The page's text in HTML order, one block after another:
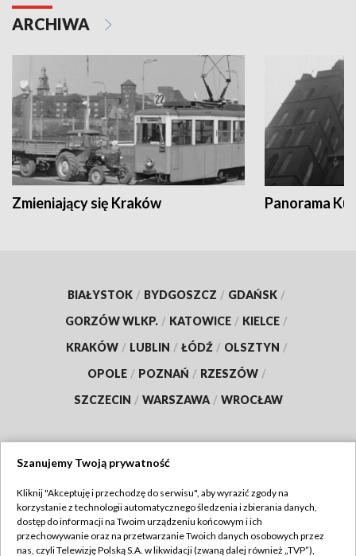
ARCHIWA
Zmieniający się Kraków Panorama
BIAŁYSTOK / BYDGOSZCZ / GDAŃSK /
GORZÓW WLKP. / KATOWICE / KIELCE /
KRAKÓW / LUBLIN / ŁÓDŹ / OLSZTYN /
OPOLE / POZNAŃ / RZESZÓW /
SZCZECIN / WARSZAWA / WROCŁAW
TVP
Abonament TVP
Regulamin TVP
Szanujemy Twoją prywatność
Kliknij "Akceptuję i przechodzę do serwisu", aby wyrazić zgody na
korzystanie z technologii automatycznego śledzenia i zbierania danych,
dostęp do informacji na Twoim urządzeniu końcowym i ich
przechowywanie oraz na przetwarzanie Twoich danych osobowych przez
nas, czyli Telewizję Polską S.A. w likwidacji (zwaną dalej również „TVP”),